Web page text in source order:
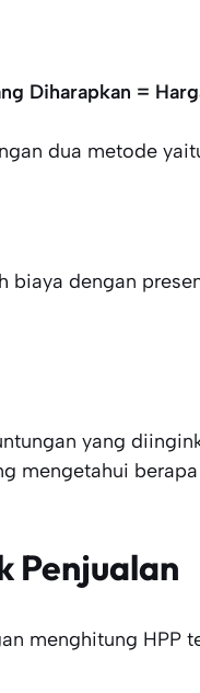
Diharapkan =
dua metode
biaya dengan
yang
mengetahui
Penjualan
menghitung HPP